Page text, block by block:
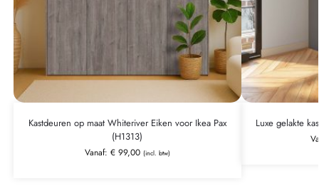
Kastdeuren op maat Whiteriver Eiken voor Ikea Pax
(H1313)
Vanaf: €99,00 (incl. btw)
Luxe gelakte